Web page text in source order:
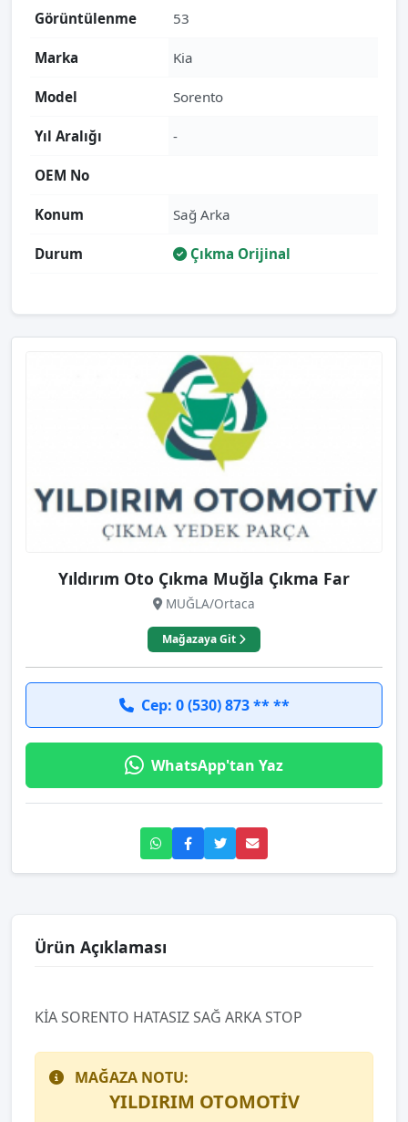
Görüntülenme 53
Marka Kia
Model Sorento
Yıl Aralığı -
OEM No
Konum Sağ Arka
Durum Çıkma Orijinal
Yıldırım Oto Çıkma Muğla Çıkma Far
MUĞLA/Ortaca
Mağazaya Git
Cep: 0 (530) 873 ** **
WhatsApp'tan Yaz
Ürün Açıklaması
KİA SORENTO HATASIZ SAĞ ARKA STOP
MAĞAZA NOTU:
YILDIRIM OTOMOTİV